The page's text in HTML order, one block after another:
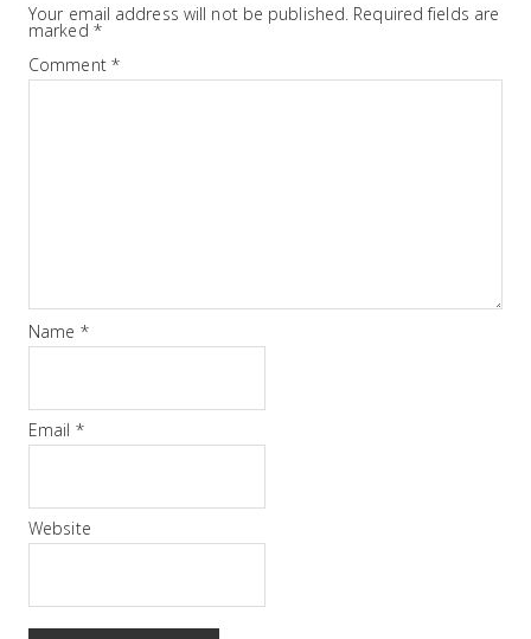
Your email address will not be published. Required fields are
marked *
Comment *
Name *
Email *
Website